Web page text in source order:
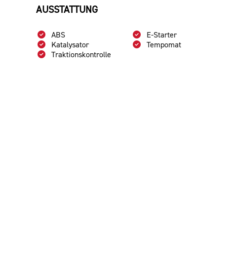
AUSSTATTUNG
ABS
E-Starter
Katalysator
Tempomat
Traktionskontrolle